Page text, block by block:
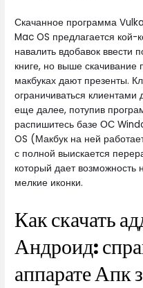
Скачанное программа
Mac OS предлагается кой-
навалить вдобавок ввести
книге, но выше скачивание
макбуках дают презенты.
ограничиваться
еще далее, потупив
распишитесь базе ОС
OS (Макбук на ней
с полной выискается
который дает возможность
мелкие иконки.
Как скачать
Андроид:
аппарате Апк